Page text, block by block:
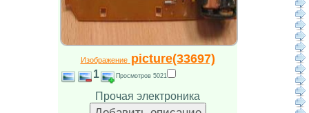
Изображениеpicture(33697)
1 Просмотров 5021
Прочая электроника